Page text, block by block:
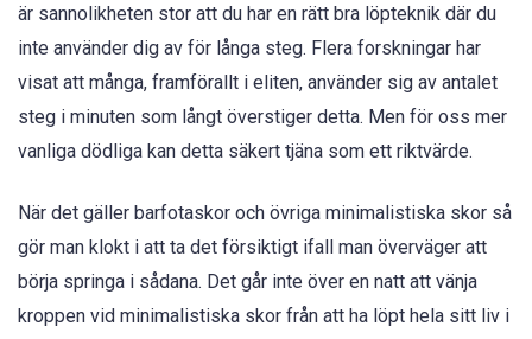
är sannolikheten stor att du har en rätt bra löpteknik där du
inte använder dig av för långa steg. Flera forskningar har
visat att många, framförallt i eliten, använder sig av antalet
steg i minuten som långt överstiger detta. Men för oss mer
vanliga dödliga kan detta säkert tjäna som ett riktvärde.
När det gäller barfotaskor och övriga minimalistiska skor så
gör man klokt i att ta det försiktigt ifall man överväger att
börja springa i sådana. Det går inte över en natt att vänja
kroppen vid minimalistiska skor från att ha löpt hela sitt liv i